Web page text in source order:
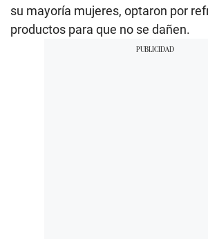
su mayoría mujeres, optaron por
productos para que no se dañen.